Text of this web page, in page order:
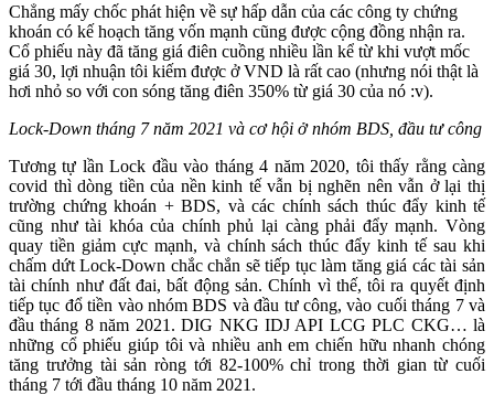
Chẳng mấy chốc phát hiện về sự hấp dẫn của các công ty chứng
khoán có kế hoạch tăng vốn mạnh cũng được cộng đồng nhận ra.
Cổ phiếu này đã tăng giá điên cuồng nhiều lần kể từ khi vượt mốc
giá 30, lợi nhuận tôi kiếm được ở VND là rất cao (nhưng nói thật là
hơi nhỏ so với con sóng tăng điên 350% từ giá 30 của nó :v).
Lock-Down tháng 7 năm 2021 và cơ hội ở nhóm BDS, đầu tư công
Tương tự lần Lock đầu vào tháng 4 năm 2020, tôi thấy rằng càng
covid thì dòng tiền của nền kinh tế vẫn bị nghẽn nên vẫn ở lại thị
trường chứng khoán + BDS, và các chính sách thúc đẩy kinh tế
cũng như tài khóa của chính phủ lại càng phải đẩy mạnh. Vòng
quay tiền giảm cực mạnh, và chính sách thúc đẩy kinh tế sau khi
chấm dứt Lock-Down chắc chắn sẽ tiếp tục làm tăng giá các tài sản
tài chính như đất đai, bất động sản. Chính vì thế, tôi ra quyết định
tiếp tục đổ tiền vào nhóm BDS và đầu tư công, vào cuối tháng 7 và
đầu tháng 8 năm 2021. DIG NKG IDJ API LCG PLC CKG… là
những cổ phiếu giúp tôi và nhiều anh em chiến hữu nhanh chóng
tăng trưởng tài sản ròng tới 82-100% chỉ trong thời gian từ cuối
tháng 7 tới đầu tháng 10 năm 2021.